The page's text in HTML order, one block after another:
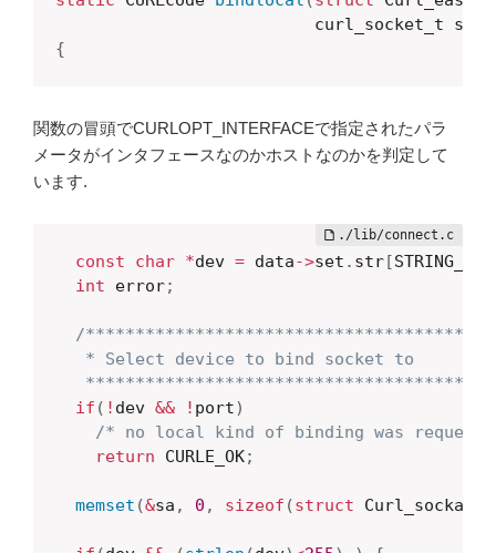
curl_socket_t
{
関数の冒頭でCURLOPT_INTERFACEで指定されたパラ
メータがインタフェースなのかホストなのかを判定して
います.
const char *dev = data->set . str[
int error;
/
   * Select device to bind socket to
if ( ! dev && ! port)
/* no local kind of binding was
return CURLE_OK;
memset (&sa , 0 , sizeof (struct